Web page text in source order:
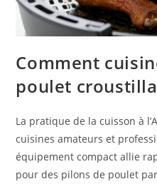
Comment
poulet
La pratique de la cuisson à
cuisines amateurs et
équipement compact allie
pour des pilons de poulet